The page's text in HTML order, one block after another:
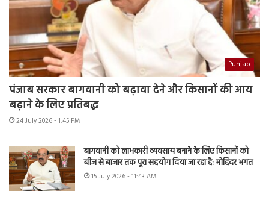
Punjab
पंजाब सरकार बागवानी को बढ़ावा देने और किसानों की आय
बढ़ाने के लिए प्रतिबद्ध
24 July 2026 - 1:45 PM
बागवानी को लाभकारी व्यवसाय बनाने के लिए किसानों को
बीज से बाजार तक पूरा सहयोग दिया जा रहा है: मोहिंदर भगत
15 July 2026 - 11:43 AM